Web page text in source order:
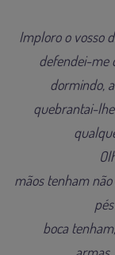
Imploro o vosso
defendei-me
dormindo,
quebrantai-
mãos tenham
boca